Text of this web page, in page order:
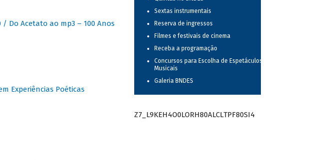
/ Do Acetato ao mp3 – 100 Anos
Experiências Poéticas
Sextas instrumentais
Reserva de ingressos
Filmes e festivais de cinema
Receba a programação
Concursos para Escolha de Espetáculos
Musicais
Galeria BNDES
Z7_L9KEH4O0LORH80ALCLTPF80SI4